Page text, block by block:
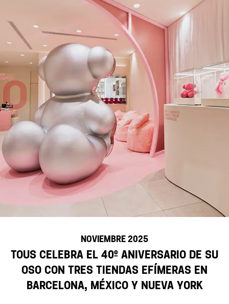
NOVIEMBRE 2025
TOUS celebra el 40º aniversario de su
Oso con tres tiendas efímeras en
Barcelona, México y Nueva York